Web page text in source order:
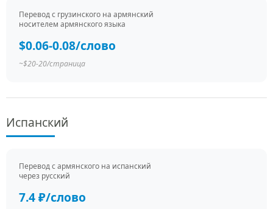
Перевод c грузинского на армянский
носителем армянского языка
$0.06-0.08/слово
~$20-20/страница
Испанский
Перевод c армянского на испанский
через русский
7.4 ₽/слово